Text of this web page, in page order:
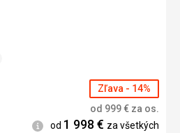
Zľava - 14%
od 999€ za os.
Informácie
od 1 998 € za všetkých